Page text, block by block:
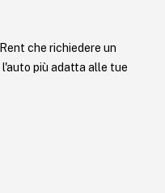
che richiedere un
più adatta alle tue